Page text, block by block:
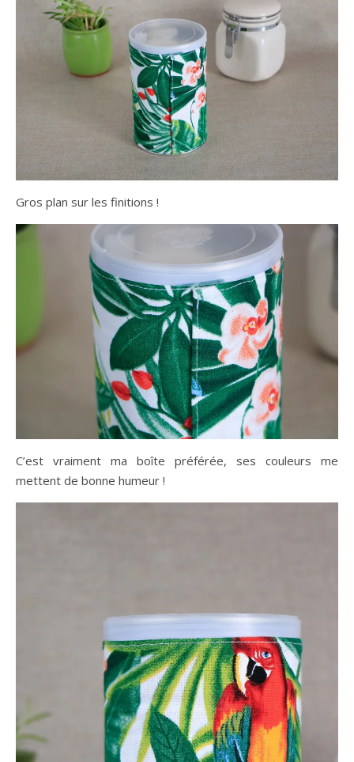
Gros plan sur les finitions !
C’est vraiment ma boîte préférée, ses couleurs me
mettent de bonne humeur !